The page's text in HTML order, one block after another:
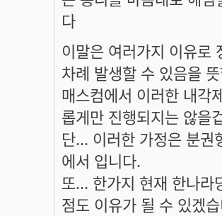
다
이말은 여러가지 이유로
차례 발생할 수 있음을
매스컴에서 이러한 내각
롭게만 진행되지는 않을
단... 이러한 가정은 분
에서 입니다.
또... 한가지 현재 한나라
점도 이유가 될 수 있겠